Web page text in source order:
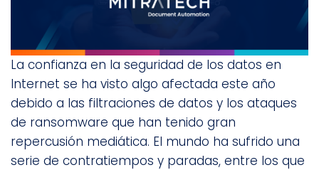
La confianza en la seguridad de los datos en
Internet se ha visto algo afectada este año
debido a las filtraciones de datos y los ataques
de ransomware que han tenido gran
repercusión mediática. El mundo ha sufrido una
serie de contratiempos y paradas, entre los que